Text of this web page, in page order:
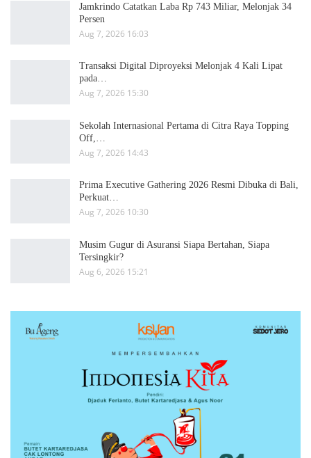
Jamkrindo Catatkan Laba Rp 743 Miliar, Melonjak 34
Persen
Aug 7, 2026 16:03
Transaksi Digital Diproyeksi Melonjak 4 Kali Lipat
pada…
Aug 7, 2026 15:30
Sekolah Internasional Pertama di Citra Raya Topping
Off,…
Aug 7, 2026 14:43
Prima Executive Gathering 2026 Resmi Dibuka di Bali,
Perkuat…
Aug 7, 2026 10:30
Musim Gugur di Asuransi Siapa Bertahan, Siapa
Tersingkir?
Aug 6, 2026 15:21